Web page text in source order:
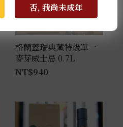
格蘭蓋瑞典藏特級單一
麥芽威士忌 0.7L
NT$940
否, 我尚未成年